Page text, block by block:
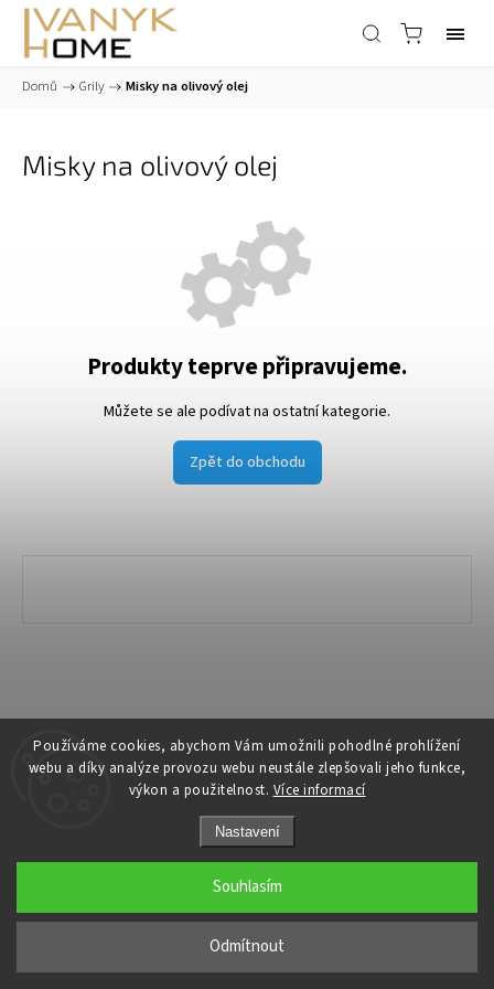
Používáme cookies, abychom Vám umožnili pohodlné prohlížení
webu a díky analýze provozu webu neustále zlepšovali jeho funkce,
výkon a použitelnost. Více informací
Nastavení
Odmítnout
Souhlasím
Domů / Grily / Misky na olivový olej
Misky na olivový olej
Produkty teprve připravujeme.
Můžete se ale podívat na ostatní kategorie.
Zpět do obchodu
Copyright 2026Ivanyk Home. Všechna práva vyhrazena.
Grafický návrh vytvořil a nakódoval Shoptak.cz